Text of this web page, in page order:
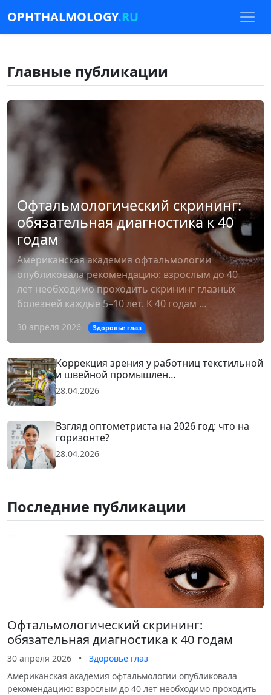
OPHTHALMOLOGY.RU
Главные публикации
Офтальмологический скрининг:
обязательная диагностика к 40
годам
Американская академия офтальмологии
опубликовала рекомендацию: взрослым до 40
лет необходимо проходить скрининг глазных
болезней каждые 5–10 лет. К 40 годам …
30 апреля 2026 Здоровье глаз
Коррекция зрения у работниц текстильной
и швейной промышлен…
28.04.2026
Взгляд оптометриста на 2026 год: что на
горизонте?
28.04.2026
Последние публикации
Офтальмологический скрининг:
обязательная диагностика к 40 годам
30 апреля 2026 •
Здоровье глаз
Американская академия офтальмологии опубликовала
рекомендацию: взрослым до 40 лет необходимо проходить